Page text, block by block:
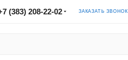
(383) 208-22-02 ЗАКАЗАТЬ ЗВОНОК